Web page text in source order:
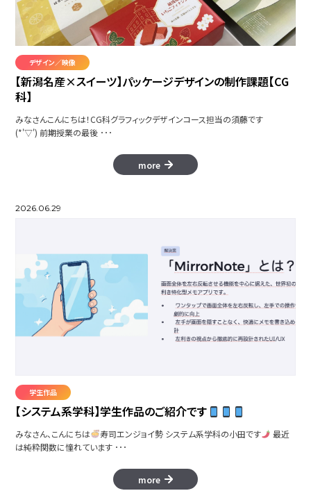
愚羅毘帝
美しい村 弥彦
RAI PV
more NIIGATA
デザイン／映像
【新潟名産×スイーツ】パッケージデザインの制作課題【CG
科】
みなさんこんにちは！CG科グラフィックデザインコース担当の須藤です
(*'▽') 前期授業の最後 ･･･
more
2026.06.29
学生作品
【システム系学科】学生作品のご紹介です
みなさん、こんにちは 寿司エンジョイ勢 システム系学科の小田です
最近
は純粋関数に憧れています ･･･
more